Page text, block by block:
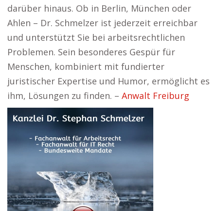
darüber hinaus. Ob in Berlin, München oder
Ahlen – Dr. Schmelzer ist jederzeit erreichbar
und unterstützt Sie bei arbeitsrechtlichen
Problemen. Sein besonderes Gespür für
Menschen, kombiniert mit fundierter
juristischer Expertise und Humor, ermöglicht es
ihm, Lösungen zu finden. – Anwalt Freiburg